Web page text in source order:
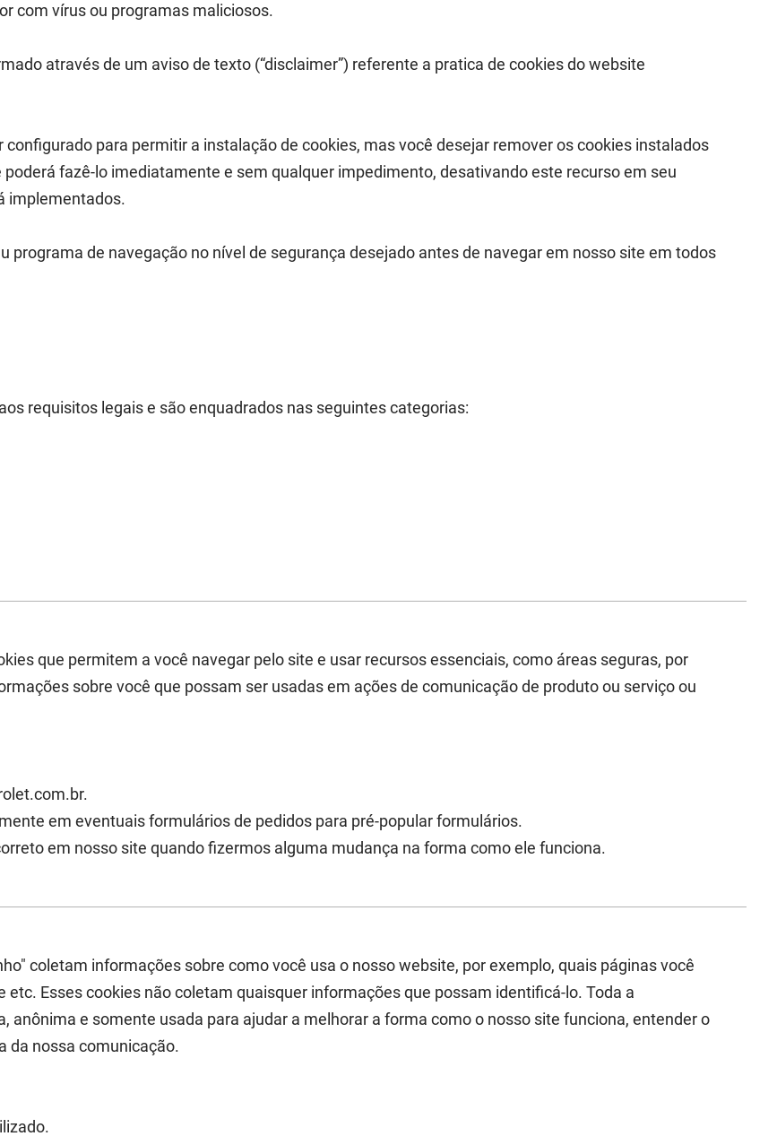
com vírus ou programas maliciosos.
através de um aviso de texto (“disclaimer”) referente a pratica de cookies do website
para permitir a instalação de cookies, mas você desejar remover os cookies instalados
fazê-lo imediatamente e sem qualquer impedimento, desativando este recurso em seu
implementados.
programa de navegação no nível de segurança desejado antes de navegar em nosso site em todos
requisitos legais e são enquadrados nas seguintes categorias:
que permitem a você navegar pelo site e usar recursos essenciais, como áreas seguras, por
sobre você que possam ser usadas em ações de comunicação de produto ou serviço ou
em eventuais formulários de pedidos para pré-popular formulários.
em nosso site quando fizermos alguma mudança na forma como ele funciona.
coletam informações sobre como você usa o nosso website, por exemplo, quais páginas você
Esses cookies não coletam quaisquer informações que possam identificá-lo. Toda a
anônima e somente usada para ajudar a melhorar a forma como o nosso site funciona, entender o
da nossa comunicação.